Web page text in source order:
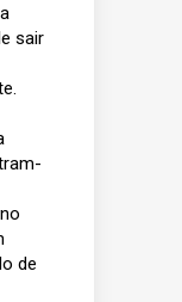
sair
de